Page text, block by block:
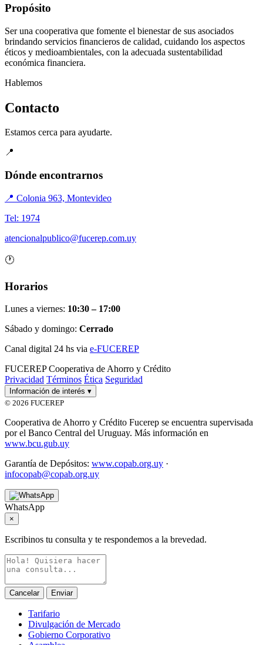
Propósito
Ser una cooperativa que fomente el bienestar de sus asociados
brindando servicios financieros de calidad, cuidando los aspectos
éticos y medioambientales, con la adecuada sustentabilidad
económica financiera.
Hablemos
Contacto
Estamos cerca para ayudarte.
📍
Dónde encontrarnos
📍 Colonia 963, Montevideo
Tel: 1974
atencionalpublico@fucerep.com.uy
🕐
Horarios
Lunes a viernes: 10:30 – 17:00
Sábado y domingo: Cerrado
Canal digital 24 hs via e-FUCEREP
FUCEREP Cooperativa de Ahorro y Crédito
Privacidad Términos Ética Seguridad
Información de interés ▾
© 2026 FUCEREP
Cooperativa de Ahorro y Crédito Fucerep se encuentra supervisada
por el Banco Central del Uruguay. Más información en
www.bcu.gub.uy
Garantía de Depósitos: www.copab.org.uy ·
infocopab@copab.org.uy
WhatsApp
×
Escribinos tu consulta y te respondemos a la brevedad.
Cancelar Enviar
Tarifario
Divulgación de Mercado
Gobierno Corporativo